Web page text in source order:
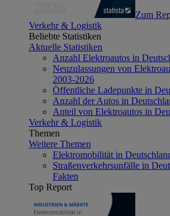
Zum
Verkehr & Logistik
Beliebte Statistiken
Aktuelle Statistiken
Anzahl Elektroautos in
Neuzulassungen von
2003-2026
Öffentliche Ladepunkte in
Anzahl der Autos in
Anteil von Elektroautos in
Verkehr & Logistik
Themen
Weitere Themen
Elektromobilität in
Straßenverkehrsunfälle in
Fakten
Top Report